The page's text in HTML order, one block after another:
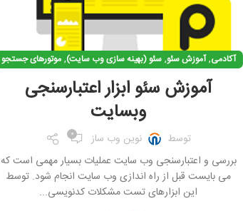
آکادمی,آموزش سئو,سئو (بهینه سازی وب سایت),موتورهای جستجو
آموزش سئو ابزار اعتبارسنجی
وب‏سایت
توسط نوین وب ساز 0
بررسی و اعتبارسنجی وب سایت عملیات بسیار مهمی است که
می بایست قبل از راه اندازی وب سایت انجام شود. توسط
این ابزارهای تست مشکلات کدنویسی...